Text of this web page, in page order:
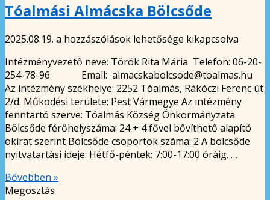
Tóalmási Almácska Bölcsőde
2025.08.19. Tóalmási
Bölcsőde
bejegyzéshez
a hozzászólások lehetősége kikapcsolva
Intézményvezető neve: Török Rita Mária Telefon: 06-20-
254-78-96 Email: almacskabolcsode@toalmas.hu
Az intézmény székhelye: 2252 Tóalmás, Rákóczi Ferenc út
2/d. Működési területe: Pest Vármegye Az intézmény
fenntartó szerve: Tóalmás Község Önkormányzata
Bölcsőde férőhelyszáma: 24 + 4 fővel bővíthető alapító
okirat szerint Bölcsőde csoportok száma: 2 A bölcsőde
nyitvatartási ideje: Hétfő-péntek: 7:00-17:00 óráig. …
Bővebben »
Megosztás